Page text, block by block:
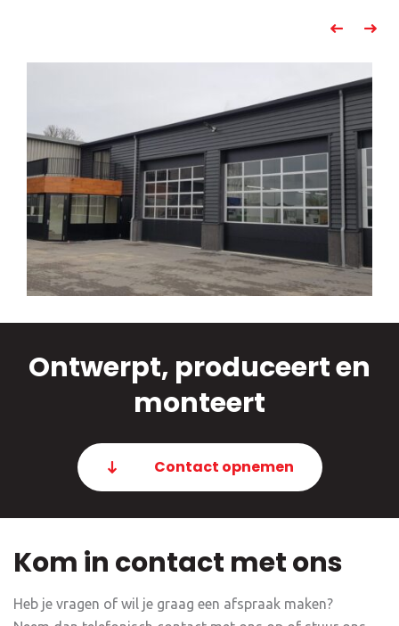
Ontwerpt, produceert en
monteert
Contact opnemen
Kom in contact met ons
Heb je vragen of wil je graag een afspraak maken?